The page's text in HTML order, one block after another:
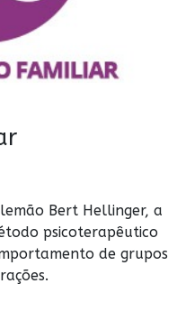
Bert Hellinger, a
psicoterapêutico
de grupos